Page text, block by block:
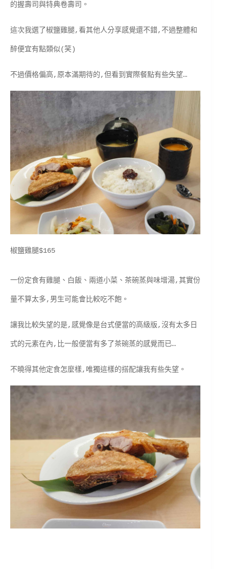
的握壽司與特典卷壽司。
這次我選了椒鹽雞腿,看其他人分享感覺還不錯,不過整體和
醉便宜有點類似(笑)
不過價格偏高,原本滿期待的,但看到實際餐點有些失望…
椒鹽雞腿$165
一份定食有雞腿、白飯、兩道小菜、茶碗蒸與味增湯,其實份
量不算太多,男生可能會比較吃不飽。
讓我比較失望的是,感覺像是台式便當的高級版,沒有太多日
式的元素在內,比一般便當有多了茶碗蒸的感覺而已…
不曉得其他定食怎麼樣,唯獨這樣的搭配讓我有些失望。